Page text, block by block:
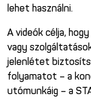
lehet használni.
A videók célja,
vagy
jelenlétet
folyamatot – a
utómunkáig – a